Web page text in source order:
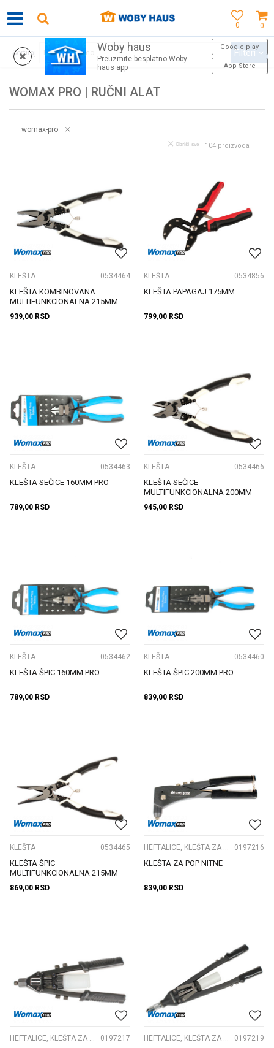
0
0
Woby haus
Preuzmite besplatno Woby
haus app
Google play
App Store
WOBY KARTICA NAGRAĐUJE SVAKU KUPOVINU!
WOMAX PRO | RUČNI ALAT
Sortiraj Filteri
womax-pro
104 proizvoda
Obriši sve
KLEŠTA 0534464
KLEŠTA KOMBINOVANA
MULTIFUNKCIONALNA 215MM
939,00 RSD
KLEŠTA 0534856
KLEŠTA PAPAGAJ 175MM
799,00 RSD
KLEŠTA 0534463
KLEŠTA SEČICE 160MM PRO
789,00 RSD
KLEŠTA 0534466
KLEŠTA SEČICE
MULTIFUNKCIONALNA 200MM
945,00 RSD
KLEŠTA 0534462
KLEŠTA ŠPIC 160MM PRO
789,00 RSD
KLEŠTA 0534460
KLEŠTA ŠPIC 200MM PRO
839,00 RSD
KLEŠTA 0534465
KLEŠTA ŠPIC
MULTIFUNKCIONALNA 215MM
869,00 RSD
HEFTALICE, KLEŠTA ZA POP NITNE 0197216
KLEŠTA ZA POP NITNE
839,00 RSD
0197217 0197219